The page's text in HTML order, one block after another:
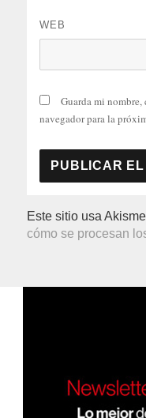
WEB
Guarda mi
navegador para la
Este sitio usa
cómo se procesan